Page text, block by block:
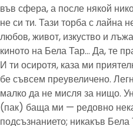
във сфера, а после някой
не си ти. Тази торба с лайна
любов, живот, изкуство и
киното на Бела Тар… Да, те
И ти осиротя, каза ми
бе съвсем преувеличено.
малко да не мисля за нищо.
(пак) баща ми — редовно
подсъзнанието; никакъв